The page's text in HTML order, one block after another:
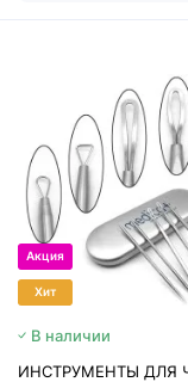
Акция
Хит
В наличии
ИНСТРУМЕНТЫ ДЛЯ